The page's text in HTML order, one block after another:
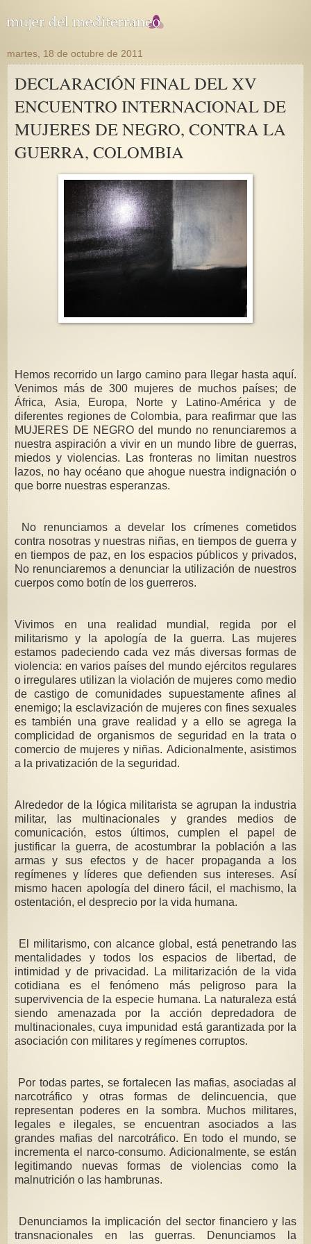
martes, 18 de octubre de 2011
DECLARACIÓN FINAL DEL XV
ENCUENTRO INTERNACIONAL DE
MUJERES DE NEGRO, CONTRA LA
GUERRA, COLOMBIA
Hemos recorrido un largo camino para llegar hasta aquí.
Venimos más de 300 mujeres de muchos países; de
África, Asia, Europa, Norte y Latino-América y de
diferentes regiones de Colombia, para reafirmar que las
MUJERES DE NEGRO del mundo no renunciaremos a
nuestra aspiración a vivir en un mundo libre de guerras,
miedos y violencias. Las fronteras no limitan nuestros
lazos, no hay océano que ahogue nuestra indignación o
que borre nuestras esperanzas.
No renunciamos a develar los crímenes cometidos
contra nosotras y nuestras niñas, en tiempos de guerra y
en tiempos de paz, en los espacios públicos y privados,
No renunciaremos a denunciar la utilización de nuestros
cuerpos como botín de los guerreros.
Vivimos en una realidad mundial, regida por el
militarismo y la apología de la guerra. Las mujeres
estamos padeciendo cada vez más diversas formas de
violencia: en varios países del mundo ejércitos regulares
o irregulares utilizan la violación de mujeres como medio
de castigo de comunidades supuestamente afines al
enemigo; la esclavización de mujeres con fines sexuales
es también una grave realidad y a ello se agrega la
complicidad de organismos de seguridad en la trata o
comercio de mujeres y niñas. Adicionalmente, asistimos
a la privatización de la seguridad.
Alrededor de la lógica militarista se agrupan la industria
militar, las multinacionales y grandes medios de
comunicación, estos últimos, cumplen el papel de
justificar la guerra, de acostumbrar la población a las
armas y sus efectos y de hacer propaganda a los
regímenes y líderes que defienden sus intereses. Así
mismo hacen apología del dinero fácil, el machismo, la
ostentación, el desprecio por la vida humana.
El militarismo, con alcance global, está penetrando las
mentalidades y todos los espacios de libertad, de
intimidad y de privacidad. La militarización de la vida
cotidiana es el fenómeno más peligroso para la
supervivencia de la especie humana. La naturaleza está
siendo amenazada por la acción depredadora de
multinacionales, cuya impunidad está garantizada por la
asociación con militares y regímenes corruptos.
Por todas partes, se fortalecen las mafias, asociadas al
narcotráfico y otras formas de delincuencia, que
representan poderes en la sombra. Muchos militares,
legales e ilegales, se encuentran asociados a las
grandes mafias del narcotráfico. En todo el mundo, se
incrementa el narco-consumo. Adicionalmente, se están
legitimando nuevas formas de violencias como la
malnutrición o las hambrunas.
Denunciamos la implicación del sector financiero y las
transnacionales en las guerras. Denunciamos la